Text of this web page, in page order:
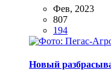
Фев, 2023
807
194
Новый